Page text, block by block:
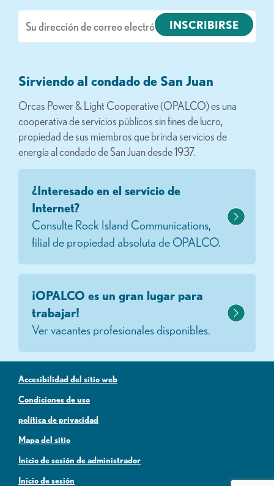
electrónico
Sirviendo al condado de San Juan
Orcas Power & Light Cooperative (OPALCO) es una
cooperativa de servicios públicos sin fines de lucro,
propiedad de sus miembros que brinda servicios de
energía al condado de San Juan desde 1937.
¿Interesado en el servicio de
Internet?
Consulte Rock Island Communications,
filial de propiedad absoluta de OPALCO.
¡OPALCO es un gran lugar para
trabajar!
Ver vacantes profesionales disponibles.
Accesibilidad del sitio web
Condiciones de uso
política de privacidad
Mapa del sitio
Inicio de sesión de administrador
Inicio de sesión